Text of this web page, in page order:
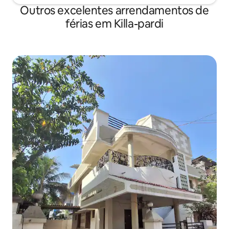
Outros excelentes arrendamentos de
férias em Killa-pardi